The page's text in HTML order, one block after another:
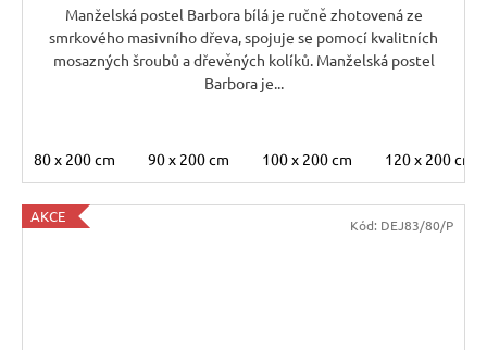
A
Manželská postel Barbora bílá je ručně zhotovená ze
smrkového masivního dřeva, spojuje se pomocí kvalitních
mosazných šroubů a dřevěných kolíků. Manželská postel
Barbora je...
80 x 200 cm 90 x 200 cm 100 x 200 cm 120 x 200 cm
AKCE Kód: DEJ83/80/P